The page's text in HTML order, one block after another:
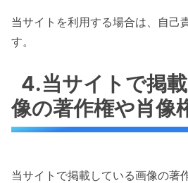
当サイトを利用する場合は、自己
す。
4.当サイトで掲
像の著作権や肖像
当サイトで掲載している画像の著